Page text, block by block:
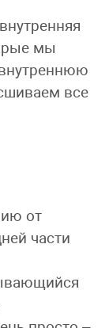
мы
все
от
части